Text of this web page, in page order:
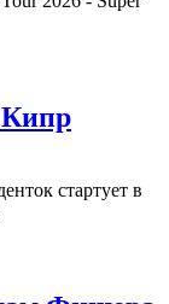
Кипр
стартует в